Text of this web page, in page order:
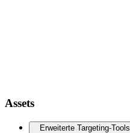
Assets
Erweiterte Targeting-Tools